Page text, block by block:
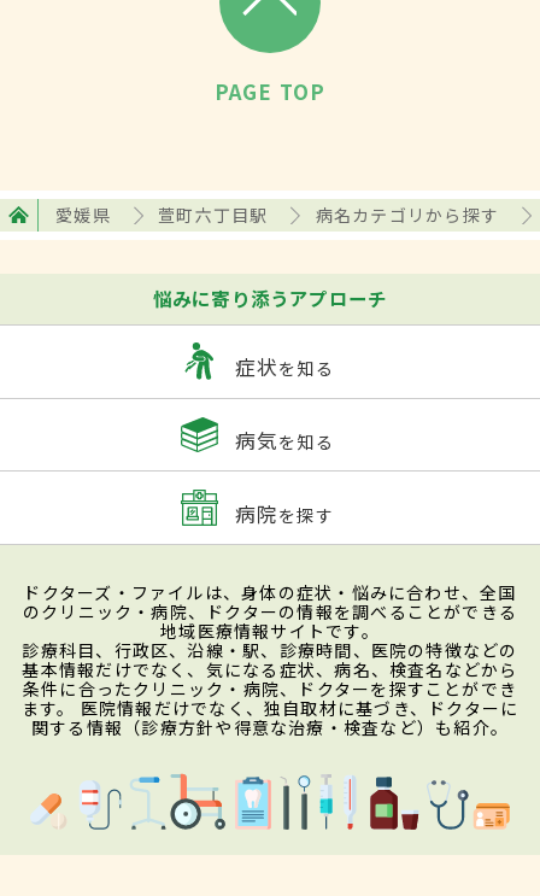
PAGE TOP
愛媛県 萱町六丁目駅 病名カテゴリから探す
悩みに寄り添うアプローチ
症状を知る
病気を知る
病院を探す
ドクターズ・ファイルは、身体の症状・悩みに合わせ、全国
のクリニック・病院、ドクターの情報を調べることができる
地域医療情報サイトです。
診療科目、行政区、沿線・駅、診療時間、医院の特徴などの
基本情報だけでなく、気になる症状、病名、検査名などから
条件に合ったクリニック・病院、ドクターを探すことができ
ます。 医院情報だけでなく、独自取材に基づき、ドクターに
関する情報（診療方針や得意な治療・検査など）も紹介。